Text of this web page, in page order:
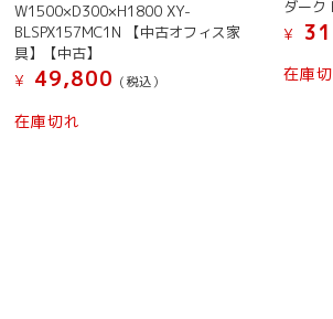
W1500×D300×H1800 XY-
BLSPX157MC1N 【中古オフィス家
具】【中古】
¥
49,800 (税込）
在庫切れ
ダーク
¥
在庫